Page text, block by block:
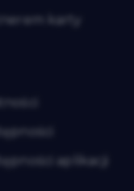
karty
aplikacji